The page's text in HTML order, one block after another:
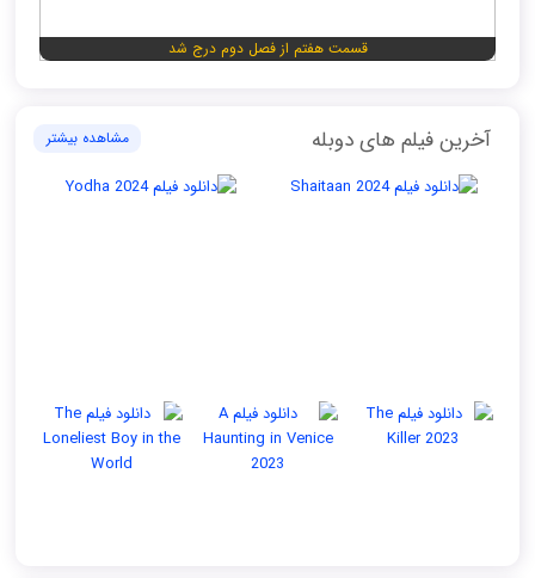
قسمت هفتم از فصل دوم درج شد
مشاهده بیشتر آخرین فیلم های دوبله